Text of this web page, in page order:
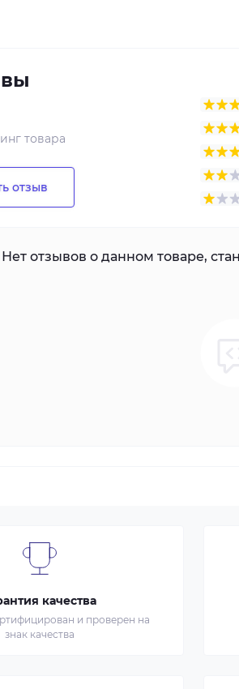
товара
отзыв
Нет отзывов о данном товаре,
качества
и проверен на
знак качества